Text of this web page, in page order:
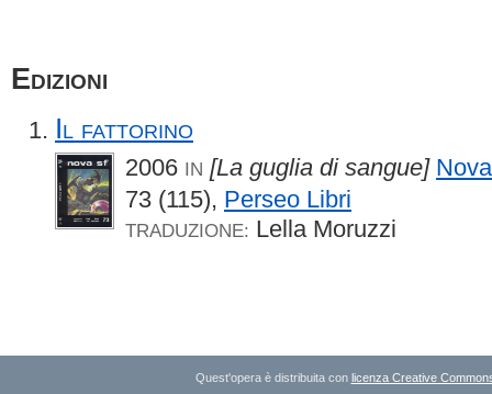
Edizioni
Il fattorino
2006 IN [La guglia di sangue]
73 (115), Perseo Libri
TRADUZIONE: Lella Moruzzi
Quest'opera è distribuita con licenza Creative